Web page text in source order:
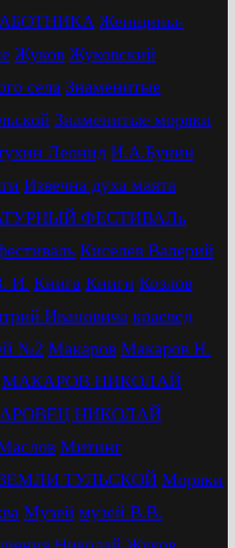
Женщины-
Жуков Жуковский
села Знаменитые
Знаменитые моряки
Леонид И.А.Бунин
Извечна духа маята
ФЕСТИВАЛь
Киселев Валерий
И. Книга Книги Козлов
Ивановича краевед
№2 Макаров Макаров Н.
МАКАРОВ НИКОЛАЙ
НИКОЛАЙ
Митинг
ТУЛЬСКОЙ Моряки
Музей музей В.В.